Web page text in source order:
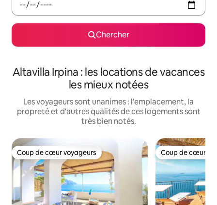
Chercher
Altavilla Irpina : les locations de vacances
les mieux notées
Les voyageurs sont unanimes : l'emplacement, la
propreté et d'autres qualités de ces logements sont
très bien notés.
Coup de cœur voyageurs
Coup de cœur voyageurs Coup de cœur
Coup de cœur